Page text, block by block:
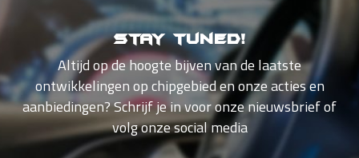
Stay tuned!
Altijd op de hoogte bijven van de laatste
ontwikkelingen op chipgebied en onze acties en
aanbiedingen? Schrijf je in voor onze nieuwsbrief of
volg onze social media